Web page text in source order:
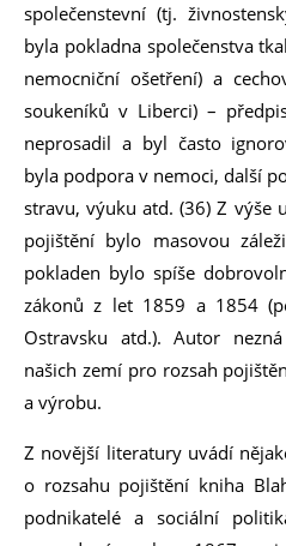
společenstevní (tj.
byla pokladna společenstva
nemocniční ošetření) a
soukeníků v Liberci) –
neprosadil a byl často
byla podpora v nemoci, další
stravu, výuku atd. (36) Z výše
pojištění bylo masovou
pokladen bylo spíše
zákonů z let 1859 a 1854
Ostravsku atd.). Autor
našich zemí pro rozsah
a výrobu.
Z novější literatury uvádí
o rozsahu pojištění kniha
podnikatelé a sociální